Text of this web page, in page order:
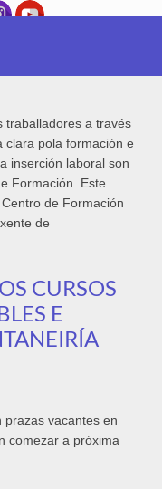
traballadores a través
clara pola formación e
inserción laboral son
Formación. Este
de Formación
de
CURSOS
E
prazas vacantes en
comezar a próxima